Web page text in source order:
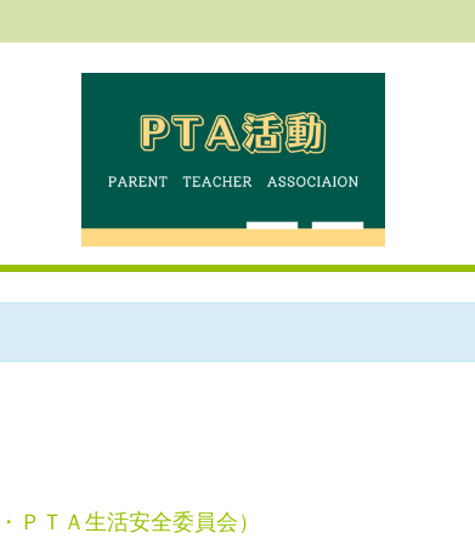
ＰＴＡ生活安全委員会）